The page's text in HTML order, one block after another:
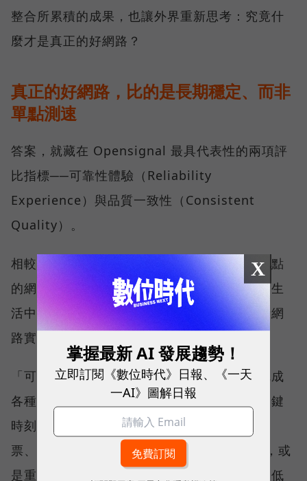
整合所累積的成果，也讓外界重新思考：究竟什
麼才是真正的好網路？
真正的好網路，比的是長期穩定、而非
單點測速
答案，就藏在 Opensignal 最具代表性的兩項評
比指標──可靠性體驗（Reliability
Experience）與品質一致性（Consistent
Quality）。
相較於傳統下載速度只反映單一時間、單一地點
的網路表現，這兩項指標更重視使用者在真實生
活中的整體體驗，因此也是最能反映電信業者網
路實力、最難取得的獎項。
「可靠性體驗」衡量的是使用者是否能順利完成
各種數位應用，因此，考驗的是網路服務在關鍵
時刻不中斷的能力。例如，搶購熱門演唱會門
票、秒殺限量商品、超商結帳掃描 QR Code，或
是重要的線上會議，都需要網路能即時回應、低
X
掌握最新 AI 發展趨勢！
立即訂閱《數位時代》日報、《一天
一AI》圖解日報